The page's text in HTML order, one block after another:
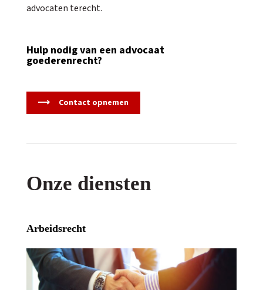
advocaten terecht.
Hulp nodig van een advocaat
goederenrecht?
Contact opnemen
Onze diensten
Arbeidsrecht